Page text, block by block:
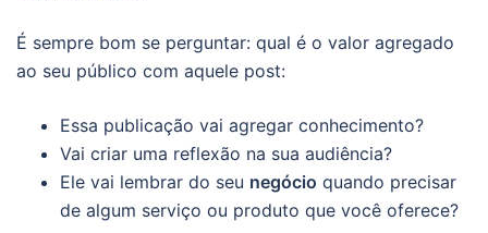
É sempre bom se perguntar: qual é o valor agregado
ao seu público com aquele post:
Essa publicação vai agregar conhecimento?
Vai criar uma reflexão na sua audiência?
Ele vai lembrar do seu negócio quando precisar
de algum serviço ou produto que você oferece?